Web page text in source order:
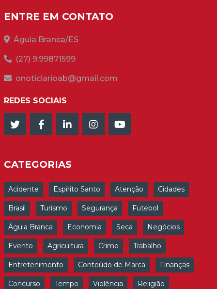
ENTRE EM CONTATO
Águia Branca/ES
(27) 9.99871599
onoticiarioab@gmail.com
REDES SOCIAIS
CATEGORIAS
Acidente Espírito Santo Atenção Cidades
Brasil Turismo Segurança Futebol
Águia Branca Economia Seca Negócios
Evento Agricultura Crime Trabalho
Entretenimento Conteúdo de Marca Finanças
Concurso Tempo Violência Religião